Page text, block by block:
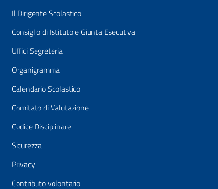
Il Dirigente Scolastico
Consiglio di Istituto e Giunta Esecutiva
Uffici Segreteria
Organigramma
Calendario Scolastico
Comitato di Valutazione
Codice Disciplinare
Sicurezza
Privacy
Contributo volontario